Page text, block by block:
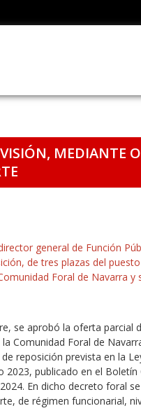
MEDIANTE
general de Función
de tres plazas del
Foral de Navarra
se aprobó la oferta parcial
Comunidad Foral de
reposición prevista en la
2023, publicado en el
En dicho decreto foral
de régimen funcionarial,